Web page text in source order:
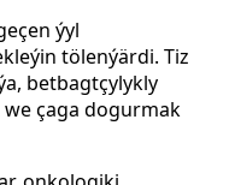
ýyl
tölenýärdi. Tiz
betbagtçylykly
çaga dogurmak